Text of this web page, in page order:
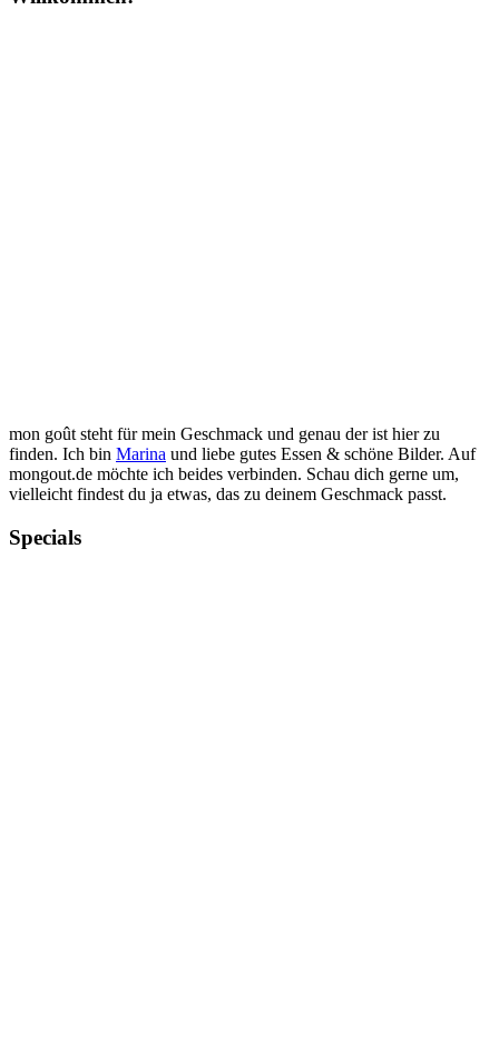
mon goût steht für mein Geschmack und genau der ist hier zu
finden. Ich bin Marina und liebe gutes Essen & schöne Bilder. Auf
mongout.de möchte ich beides verbinden. Schau dich gerne um,
vielleicht findest du ja etwas, das zu deinem Geschmack passt.
Specials